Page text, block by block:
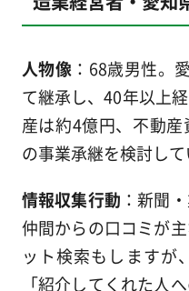
人物像 ：68歳男性。
て継承し、40年以上
産は約4億円、不動
の事業承継を検討して
情報収集行動 ：新聞
仲間からの口コミが
ット検索もしますが
「紹介してくれた人